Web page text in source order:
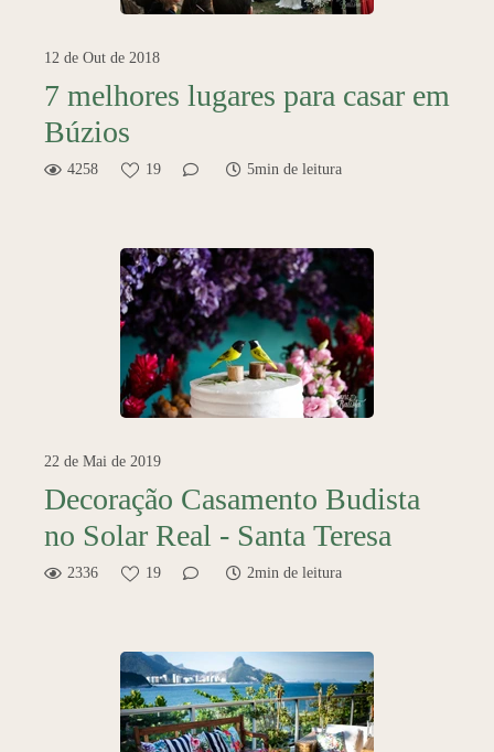
12 de Out de 2018
7 melhores lugares para casar em
Búzios
4258 19 5min de leitura
22 de Mai de 2019
Decoração Casamento Budista
no Solar Real - Santa Teresa
2336 19 2min de leitura